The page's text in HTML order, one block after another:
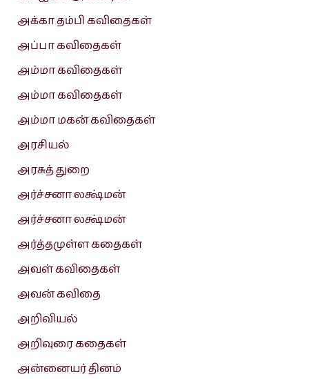
அக்கா தம்பி கவிதைகள்
அப்பா கவிதைகள்
அம்மா கவிதைகள்
அம்மா கவிதைகள்
அம்மா மகன் கவிதைகள்
அரசியல்
அரசுத் துறை
அர்ச்சனா லக்ஷ்மன்
அர்ச்சனா லக்ஷ்மன்
அர்த்தமுள்ள கதைகள்
அவள் கவிதைகள்
அவன் கவிதை
அறிவியல்
அறிவுரை கதைகள்
அன்னையர் தினம்